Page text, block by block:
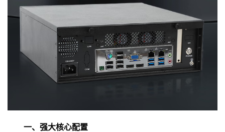
一、强大核心配置